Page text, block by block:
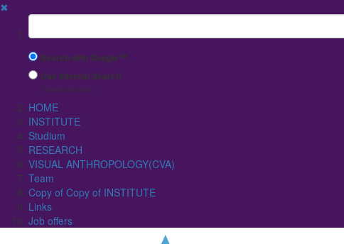
✖
Suchbegriff
Search with Google™
Use Internal Search
(limited result quality)
HOME
INSTITUTE
Studium
RESEARCH
VISUAL ANTHROPOLOGY(CVA)
Team
Copy of Copy of INSTITUTE
Links
Job offers